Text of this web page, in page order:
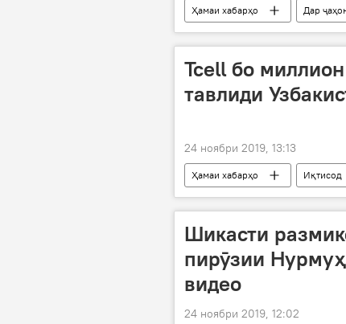
Ҳамаи хабарҳо Дар
Қирғизистон
Tcell бо
тавлиди
24 ноябри 2019, 13:13
Ҳамаи хабарҳо Иқтисод
ширкатҳои мобилӣ
Шикасти
пирӯзии
видео
24 ноябри 2019, 12:02